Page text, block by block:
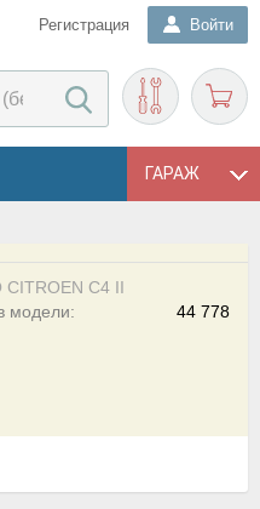
Регистрация Войти
ГАРАЖ
C4 II
44 778
модели: